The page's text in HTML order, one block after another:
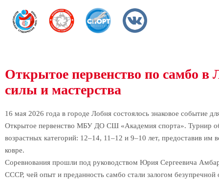
Открытое первенство по самбо в
силы и мастерства
16 мая 2026 года в городе Лобня состоялось знаковое событие
Открытое первенство МБУ ДО СШ «Академия спорта». Турнир
возрастных категорий: 12–14, 11–12 и 9–10 лет, предоставив им
ковре.
Соревнования прошли под руководством Юрия Сергеевича
СССР, чей опыт и преданность самбо стали залогом безупречной